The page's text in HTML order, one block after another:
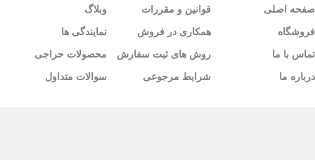
صفحه اصلی
فروشگاه
تماس با ما
درباره ما
قوانین و مقررات
همکاری در فروش
روش های ثبت سفارش
شرایط مرجوعی
وبلاگ
نمایندگی ها
محصولات حراجی
سوالات متداول